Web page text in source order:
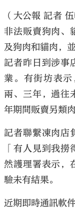
（大公報 記者
非法販賣狗肉、
及狗肉和貓肉，
記者昨日到涉事
業。有街坊表
兩、三年，過往
年期間販賣另類
記者聯繫凍肉店
「有人見到我
然護理署表示，
驗未有結果。
近期即時通訊軟